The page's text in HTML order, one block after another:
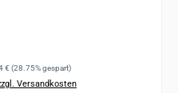
Preis:
€ (28.75% gespart)
Versandkosten